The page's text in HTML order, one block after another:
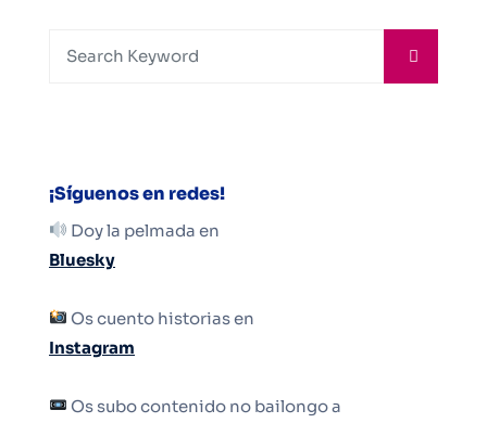
¡Síguenos en redes!
Doy la pelmada en
Bluesky
Os cuento historias en
Instagram
Os subo contenido no bailongo a